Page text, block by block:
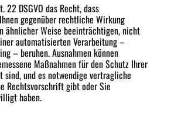
22 DSGVO das Recht, dass
gegenüber rechtliche Wirkung
ähnlicher Weise beeinträchtigen, nicht
automatisierten Verarbeitung –
– beruhen. Ausnahmen können
Maßnahmen für den Schutz Ihrer
sind, und es notwendige vertragliche
Rechtsvorschrift gibt oder Sie
haben.